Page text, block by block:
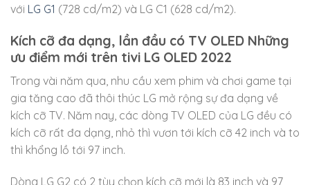
với LG G1 (728 cd/m2) và LG C1 (628 cd/m2).
Kích cỡ đa dạng, lần đầu có TV OLED Những
ưu điểm mới trên tivi LG OLED 2022
Trong vài năm qua, nhu cầu xem phim và chơi game tại
gia tăng cao đã thôi thúc LG mở rộng sự đa dạng về
kích cỡ TV. Năm nay, các dòng TV OLED của LG đều có
kích cỡ rất đa dạng, nhỏ thì vươn tới kích cỡ 42 inch và to
thì khổng lồ tới 97 inch.
Dòng LG G2 có 2 tùy chọn kích cỡ mới là 83 inch và 97